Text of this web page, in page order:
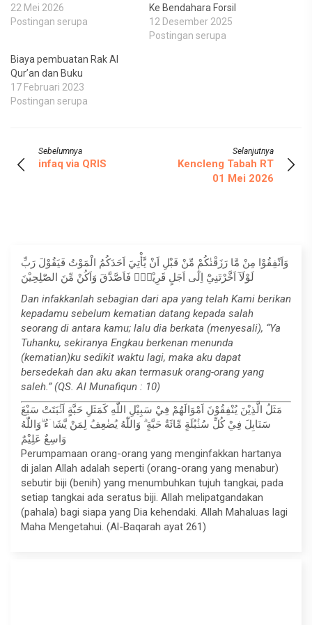
22 Mei 2026
Postingan serupa
Ke Bendahara Forsil
12 Desember 2025
Postingan serupa
Biaya pembuatan Rak Al
Qur’an dan Buku
17 Februari 2023
Postingan serupa
Sebelumnya
infaq via QRIS
Selanjutnya
Kencleng Tabah RT
01 Mei 2026
وَاَنْفِقُوْا مِنْ مَّا رَزَقْنٰكُمْ مِّنْ قَبْلِ اَنْ يَّأْتِيَ اَحَدَكُمُ الْمَوْتُ فَيَقُوْلَ رَبِّ
لَوْلَآ اَخَّرْتَنِيْٓ اِلٰٓى اَجَلٍ قَرِيْبٍۚ فَاَصَّدَّقَ وَاَكُنْ مِّنَ الصّٰلِحِيْنَ
Dan infakkanlah sebagian dari apa yang telah Kami berikan
kepadamu sebelum kematian datang kepada salah
seorang di antara kamu; lalu dia berkata (menyesali), “Ya
Tuhanku, sekiranya Engkau berkenan menunda
(kematian)ku sedikit waktu lagi, maka aku dapat
bersedekah dan aku akan termasuk orang-orang yang
saleh.” (QS. Al Munafiqun : 10)
مَثَلُ الَّذِيْنَ يُنْفِقُوْنَ اَمْوَالَهُمْ فِيْ سَبِيْلِ اللّٰهِ كَمَثَلِ حَبَّةٍ اَنْۢبَتَتْ سَبْعَ
سَنَابِلَ فِيْ كُلِّ سُنْۢبُلَةٍ مِّائَةُ حَبَّةٍ ۗ وَاللّٰهُ يُضٰعِفُ لِمَنْ يَّشَاۤءُ ۗوَاللّٰهُ
وَاسِعٌ عَلِيْمٌ
Perumpamaan orang-orang yang menginfakkan hartanya
di jalan Allah adalah seperti (orang-orang yang menabur)
sebutir biji (benih) yang menumbuhkan tujuh tangkai, pada
setiap tangkai ada seratus biji. Allah melipatgandakan
(pahala) bagi siapa yang Dia kehendaki. Allah Mahaluas lagi
Maha Mengetahui. (Al-Baqarah ayat 261)